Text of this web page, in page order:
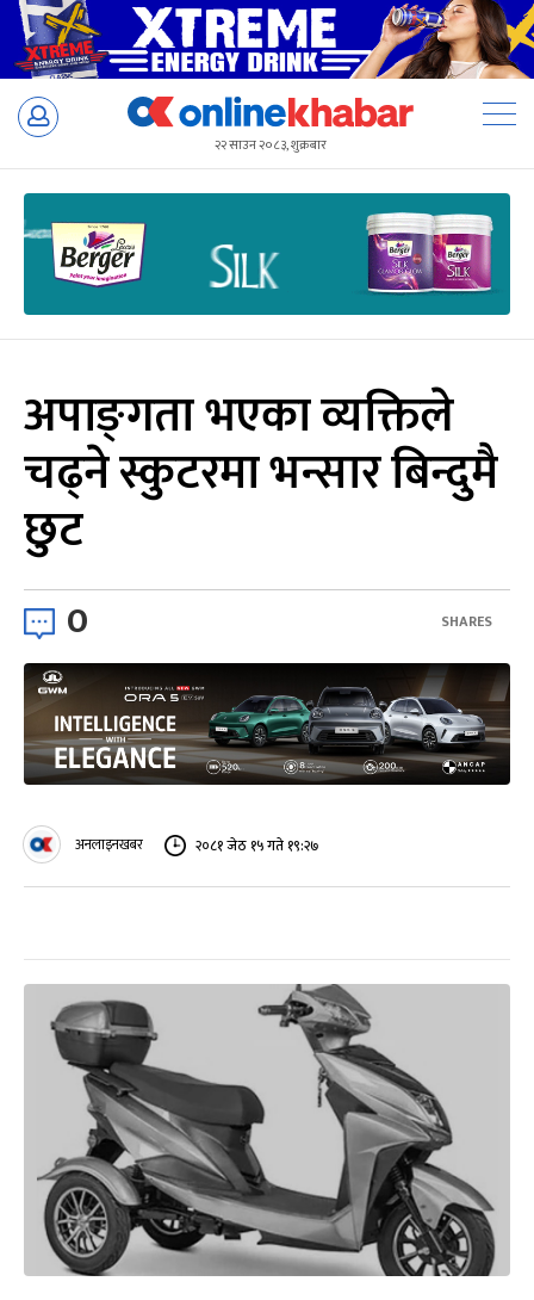
Skip
२२ साउन २०८३, शुक्रबार
अपाङ्‍गता भएका व्यक्तिले
चढ्ने स्कुटरमा भन्सार बिन्दुमै
छुट
0 SHARES
अनलाइनखबर २०८१ जेठ १५ गते १९:२७